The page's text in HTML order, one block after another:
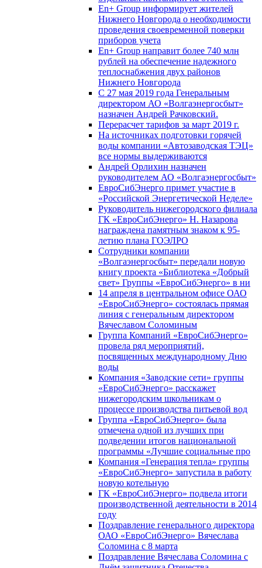
En+ Group информирует жителей
Нижнего Новгорода о необходимости
проведения своевременной поверки
приборов учета
En+ Group направит более 740 млн
рублей на обеспечение надежного
теплоснабжения двух районов
Нижнего Новгорода
С 27 мая 2019 года Генеральным
директором АО «Волгаэнергосбыт»
назначен Андрей Рачковский.
Перерасчет тарифов за март 2019 г.
На источниках подготовки горячей
воды компании «Автозаводская ТЭЦ»
все нормы выдерживаются
Андрей Орлихин назначен
руководителем АО «Волгаэнергосбыт»
ЕвроСибЭнерго примет участие в
«Российской Энергетической Неделе»
Руководитель нижегородского филиала
ГК «ЕвроСибЭнерго» Н. Назарова
награждена памятным знаком к 95-
летию плана ГОЭЛРО
Сотрудники компании
«Волгаэнергосбыт» передали новую
книгу проекта «Библиотека «Добрый
свет» Группы «ЕвроСибЭнерго» в ни
14 апреля в центральном офисе ОАО
«ЕвроСибЭнерго» состоялась прямая
линия с генеральным директором
Вячеславом Соломиным
Группа Компаний «ЕвроСибЭнерго»
провела ряд мероприятий,
посвященных международному Дню
воды
Компания «Заводские сети» группы
«ЕвроСибЭнерго» расскажет
нижегородским школьникам о
процессе производства питьевой вод
Группа «ЕвроСибЭнерго» была
отмечена одной из лучших при
подведении итогов национальной
программы «Лучшие социальные про
Компания «Генерация тепла» группы
«ЕвроСибЭнерго» запустила в работу
новую котельную
ГК «ЕвроСибЭнерго» подвела итоги
производственной деятельности в 2014
году
Поздравление генерального директора
ОАО «ЕвроСибЭнерго» Вячеслава
Соломина с 8 марта
Поздравление Вячеслава Соломина с